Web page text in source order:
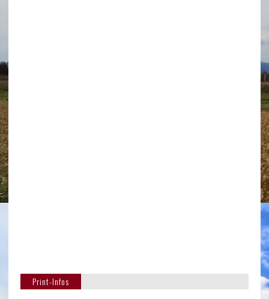
Print-Infos